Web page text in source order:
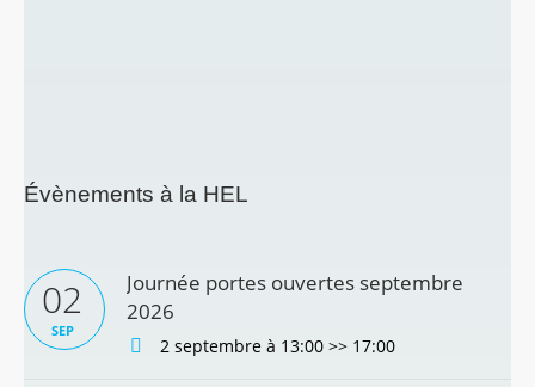
Évènements à la HEL
02
SEP
Journée portes ouvertes septembre
2026
2 septembre à 13:00 >> 17:00